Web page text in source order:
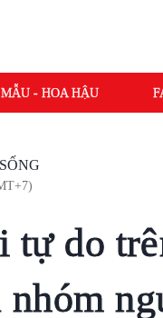
- HOA HẬU
tự do
nhóm